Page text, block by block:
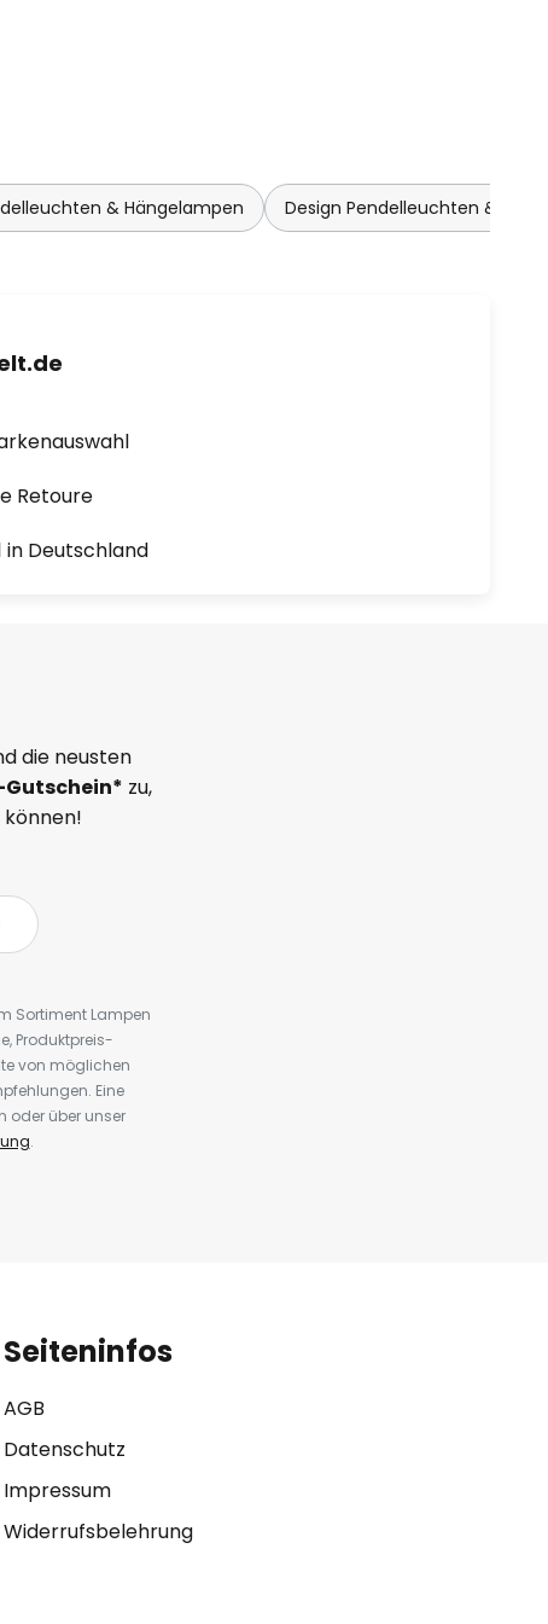
& Hängelampen Design Pendelleuchten &
Retoure
in Deutschland
die neusten
zu,
können!
Sortiment Lampen
Produktpreis-
von möglichen
Eine
oder über unser
.
Seiteninfos
AGB
Datenschutz
Impressum
Widerrufsbelehrung